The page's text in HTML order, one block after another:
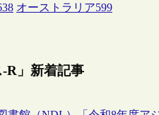
オーストラリア599
-R」新着記事